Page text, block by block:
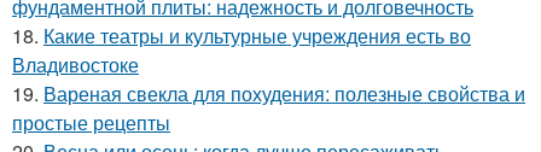
фундаментной плиты: надежность и долговечность
18. Какие театры и культурные учреждения есть во
Владивостоке
19. Вареная свекла для похудения: полезные свойства и
простые рецепты